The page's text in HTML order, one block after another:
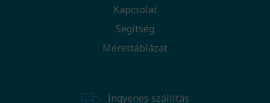
Kapcsolat
Segítség
Mérettáblázat
Ingyenes szállítás